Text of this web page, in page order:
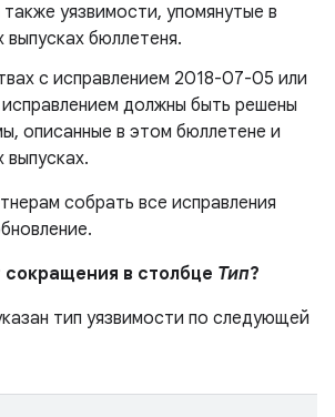
уязвимости, упомянутые в
бюллетеня.
с исправлением 2018-07-05 или
должны быть решены
описанные в этом бюллетене и
собрать все исправления
в столбце Тип?
тип уязвимости по следующей